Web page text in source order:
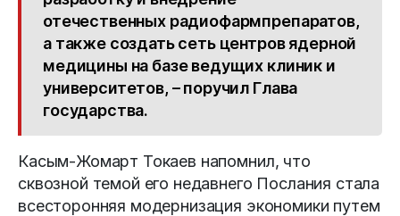
отечественных радиофармпрепаратов,
а также создать сеть центров ядерной
медицины на базе ведущих клиник и
университетов, – поручил Глава
государства.
Касым-Жомарт Токаев напомнил, что
сквозной темой его недавнего Послания стала
всесторонняя модернизация экономики путем